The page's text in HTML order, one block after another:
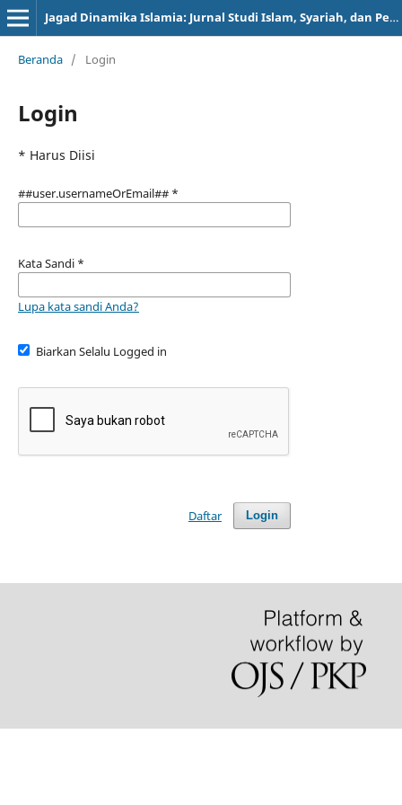
Jagad Dinamika Islamia: Jurnal Studi Islam, Syariah, dan Peradaban
Beranda / Login
Login
* Harus Diisi
##user.usernameOrEmail## *
Kata Sandi *
Lupa kata sandi Anda?
Biarkan Selalu Logged in
Login
Daftar